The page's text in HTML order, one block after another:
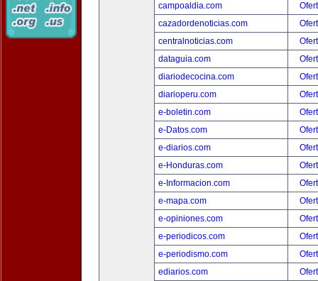
campoaldia.com
cazadordenoticias.com
centralnoticias.com
dataguia.com
diariodecocina.com
diarioperu.com
e-boletin.com
e-Datos.com
e-diarios.com
e-Honduras.com
e-Informacion.com
e-mapa.com
e-opiniones.com
e-periodicos.com
e-periodismo.com
ediarios.com